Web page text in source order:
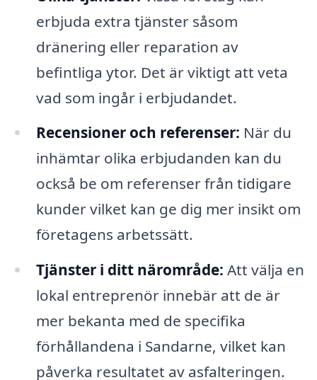
erbjuda extra tjänster såsom
dränering eller reparation av
befintliga ytor. Det är viktigt att veta
vad som ingår i erbjudandet.
Recensioner och referenser: När du
inhämtar olika erbjudanden kan du
också be om referenser från tidigare
kunder vilket kan ge dig mer insikt om
företagens arbetssätt.
Tjänster i ditt närområde: Att välja en
lokal entreprenör innebär att de är
mer bekanta med de specifika
förhållandena i Sandarne, vilket kan
påverka resultatet av asfalteringen.